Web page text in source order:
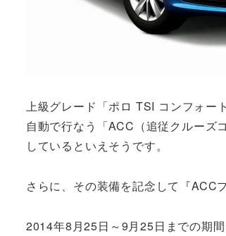
上級グレード「ポロ TSI コンフォー
自動で行なう「ACC（追従クルーズ
しているといえそうです。
さらに、その装備を記念して『ACC
2014年8月25日～9月25日までの期